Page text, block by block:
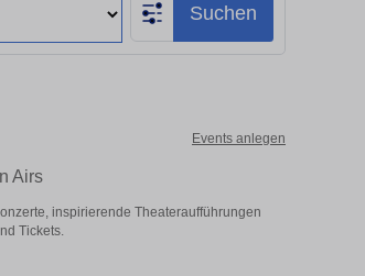
Suchen
Events anlegen
Airs
inspirierende Theateraufführungen
Tickets.